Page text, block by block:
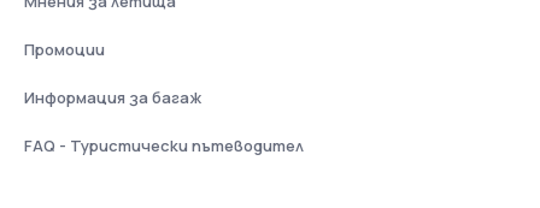
Промоции
Информация за багаж
FAQ - Туристически пътеводител